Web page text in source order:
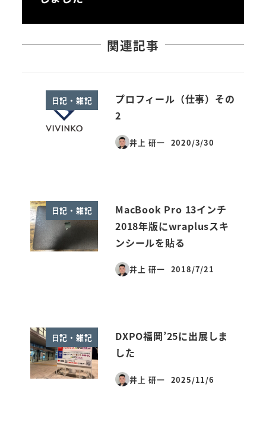
関連記事
日記・雑記
プロフィール（仕事）その
2
井上 研一
投稿日
2020/3/30
日記・雑記
MacBook Pro 13インチ
2018年版にwraplusスキ
ンシールを貼る
井上 研一
投稿日
2018/7/21
日記・雑記
DXPO福岡’25に出展しま
した
井上 研一
投稿日
2025/11/6